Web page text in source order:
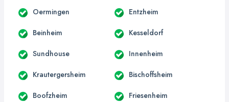
Oermingen Entzheim
Beinheim Kesseldorf
Sundhouse Innenheim
Krautergersheim Bischoffsheim
Boofzheim Friesenheim